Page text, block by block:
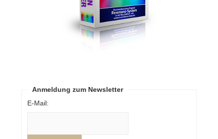
Anmeldung zum Newsletter
E-Mail: